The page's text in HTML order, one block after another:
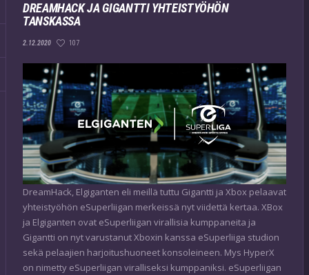
DREAMHACK JA GIGANTTI YHTEISTYÖHÖN
TANSKASSA
2.12.2020 107
DreamHack, Elgiganten eli meillä tuttu Gigantti ja Xbox pelaavat
yhteistyöhön eSuperliigan merkeissä nyt viidettä kertaa. XBox
ja Elgiganten ovat eSuperliigan virallisia kumppaneita ja
Gigantti on nyt varustanut Xboxin kanssa eSuperliiga studion
sekä pelaajien harjoitushuoneet konsoleineen. Mys HyperX
on nimetty eSuperliigan viralliseksi kumppaniksi. eSuperliigan